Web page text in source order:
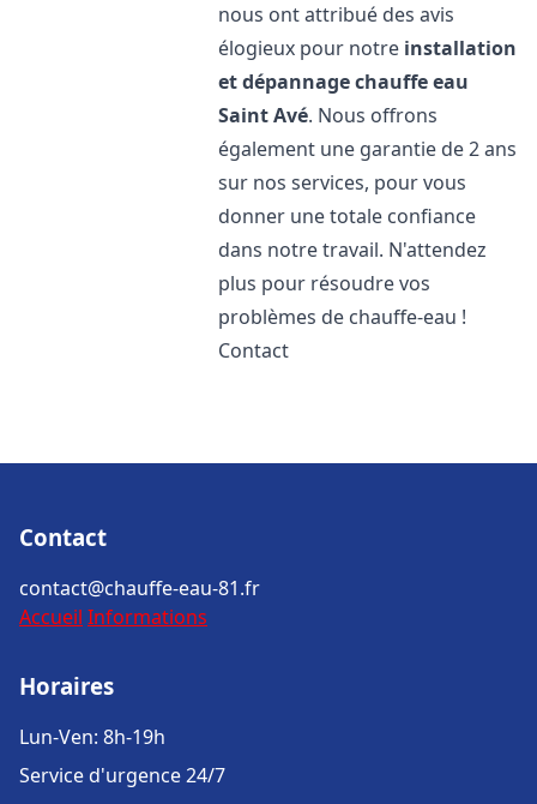
nous ont attribué des avis
élogieux pour notre installation
et dépannage chauffe eau
Saint Avé. Nous offrons
également une garantie de 2 ans
sur nos services, pour vous
donner une totale confiance
dans notre travail. N'attendez
plus pour résoudre vos
problèmes de chauffe-eau !
Contact
Contact
contact@chauffe-eau-81.fr
Accueil Informations
Horaires
Lun-Ven: 8h-19h
Service d'urgence 24/7